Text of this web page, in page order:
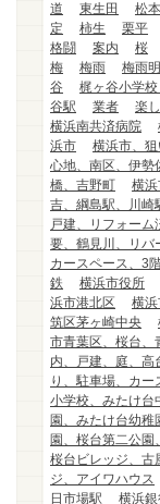
道
東生田 松
定
柿生 栗平
格闘
案内 桜
梅
梅雨 梅雨
谷
梶ヶ谷小学
谷駅
業者 楽
横浜南共済病院
浜市
横浜市、
心地、南区、伊勢
橋、吉野町
横
吉、綱島駅、川崎
戸建、リフォーム
要、鶴見川、リバ
カースペース、3
鉄
横浜市役所
浜市港北区
横
筑区茅ヶ崎中央
市青葉区、桜台、
内、戸建、庭、高
り、駐車場、カー
小学校、みたけ台
園、みたけ台幼
園、桜台第二公園
桜台ビレッジ、古
ジ、アイワハウス
日市場駅
横浜